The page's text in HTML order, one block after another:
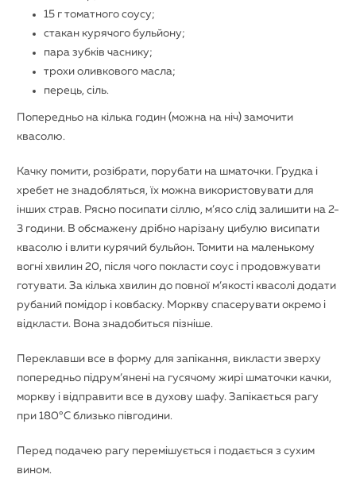
15 г томатного соусу;
стакан курячого бульйону;
пара зубків часнику;
трохи оливкового масла;
перець, сіль.
Попередньо на кілька годин (можна на ніч) замочити
квасолю.
Качку помити, розібрати, порубати на шматочки. Грудка і
хребет не знадобляться, їх можна використовувати для
інших страв. Рясно посипати сіллю, м’ясо слід залишити на 2-
3 години. В обсмажену дрібно нарізану цибулю висипати
квасолю і влити курячий бульйон. Томити на маленькому
вогні хвилин 20, після чого покласти соус і продовжувати
готувати. За кілька хвилин до повної м’якості квасолі додати
рубаний помідор і ковбаску. Моркву спасерувати окремо і
відкласти. Вона знадобиться пізніше.
Переклавши все в форму для запікання, викласти зверху
попередньо підрум’янені на гусячому жирі шматочки качки,
моркву і відправити все в духову шафу. Запікається рагу
при 180°С близько півгодини.
Перед подачею рагу перемішується і подається з сухим
вином.